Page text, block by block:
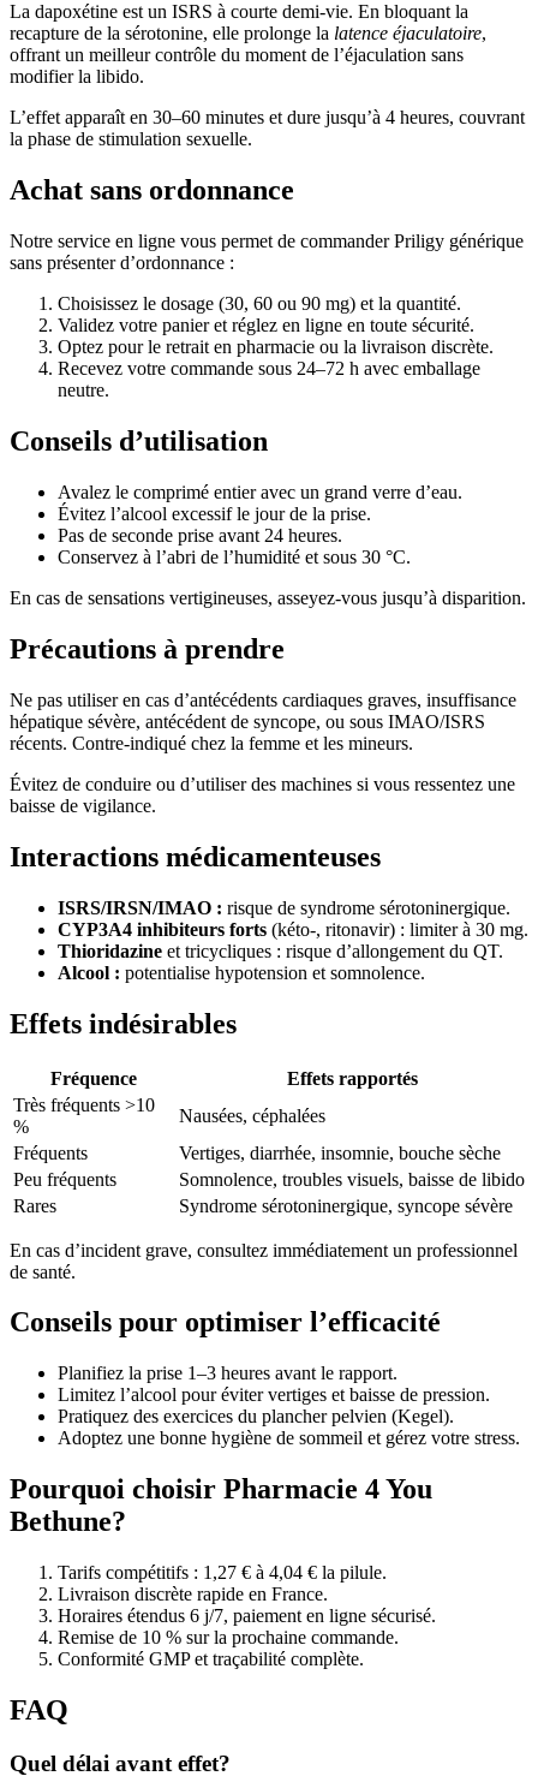
La dapoxétine est un ISRS à courte demi-vie. En bloquant la
recapture de la sérotonine, elle prolonge la latence éjaculatoire,
offrant un meilleur contrôle du moment de l’éjaculation sans
modifier la libido.
L’effet apparaît en 30–60 minutes et dure jusqu’à 4 heures, couvrant
la phase de stimulation sexuelle.
Achat sans ordonnance
Notre service en ligne vous permet de commander Priligy générique
sans présenter d’ordonnance :
Choisissez le dosage (30, 60 ou 90 mg) et la quantité.
Validez votre panier et réglez en ligne en toute sécurité.
Optez pour le retrait en pharmacie ou la livraison discrète.
Recevez votre commande sous 24–72 h avec emballage
neutre.
Conseils d’utilisation
Avalez le comprimé entier avec un grand verre d’eau.
Évitez l’alcool excessif le jour de la prise.
Pas de seconde prise avant 24 heures.
Conservez à l’abri de l’humidité et sous 30 °C.
En cas de sensations vertigineuses, asseyez-vous jusqu’à disparition.
Précautions à prendre
Ne pas utiliser en cas d’antécédents cardiaques graves, insuffisance
hépatique sévère, antécédent de syncope, ou sous IMAO/ISRS
récents. Contre-indiqué chez la femme et les mineurs.
Évitez de conduire ou d’utiliser des machines si vous ressentez une
baisse de vigilance.
Interactions médicamenteuses
ISRS/IRSN/IMAO : risque de syndrome sérotoninergique.
CYP3A4 inhibiteurs forts (kéto-, ritonavir) : limiter à 30 mg.
Thioridazine et tricycliques : risque d’allongement du QT.
Alcool : potentialise hypotension et somnolence.
Effets indésirables
Fréquence
Effets rapportés
Très fréquents >10
%
Nausées, céphalées
Fréquents
Vertiges, diarrhée, insomnie, bouche sèche
Peu fréquents
Somnolence, troubles visuels, baisse de libido
Rares
Syndrome sérotoninergique, syncope sévère
En cas d’incident grave, consultez immédiatement un professionnel
de santé.
Conseils pour optimiser l’efficacité
Planifiez la prise 1–3 heures avant le rapport.
Limitez l’alcool pour éviter vertiges et baisse de pression.
Pratiquez des exercices du plancher pelvien (Kegel).
Adoptez une bonne hygiène de sommeil et gérez votre stress.
Pourquoi choisir Pharmacie 4 You
Bethune?
Tarifs compétitifs : 1,27 € à 4,04 € la pilule.
Livraison discrète rapide en France.
Horaires étendus 6 j/7, paiement en ligne sécurisé.
Remise de 10 % sur la prochaine commande.
Conformité GMP et traçabilité complète.
FAQ
Quel délai avant effet?